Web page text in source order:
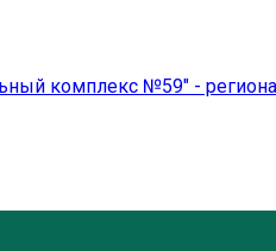
комплекс №59" -